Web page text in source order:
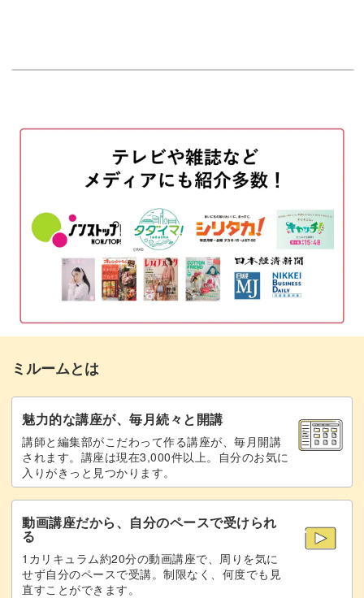
描いた画像の保存方法
おわりに
ミルームとは
魅力的な講座が、毎月続々と開講
講師と編集部がこだわって作る講座が、毎月開講
されます。講座は現在3,000件以上。自分のお気に
入りがきっと見つかります。
動画講座だから、自分のペースで受けられ
る
1カリキュラム約20分の動画講座で、周りを気に
せず自分のペースで受講。制限なく、何度でも見
直すことができます。